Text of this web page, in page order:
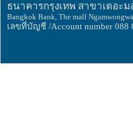
ธนาคารกรุงเทพ สาขาเดอะ
Bangkok Bank, The mall
เลขที่บัญชี /Account number 088